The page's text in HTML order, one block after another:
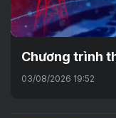
Chương trình
03/08/2026 19:52